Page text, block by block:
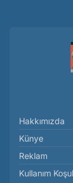
Hakkımızda
Künye
Reklam
Kullanım